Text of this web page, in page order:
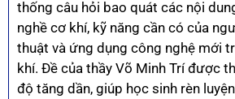
thống câu hỏi bao quát các nội
nghề cơ khí, kỹ năng cần có của
thuật và ứng dụng công nghệ mới
khí. Đề của thầy Võ Minh Trí được
độ tăng dần, giúp học sinh rèn